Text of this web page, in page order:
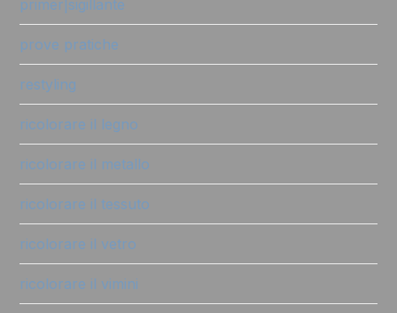
primer|sigillante
prove pratiche
restyling
ricolorare il legno
ricolorare il metallo
ricolorare il tessuto
ricolorare il vetro
ricolorare il vimini